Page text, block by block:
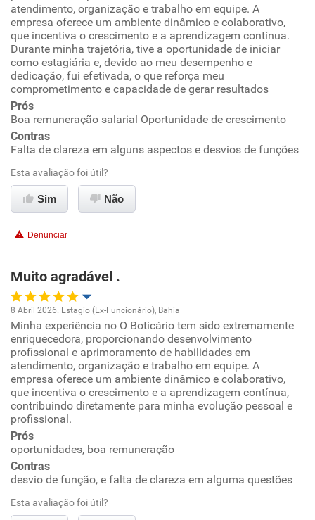
Ambiente de trabalho
Conciliação com a vida familiar
Benefícios
atendimento, organização e trabalho em equipe. A
empresa oferece um ambiente dinâmico e colaborativo,
que incentiva o crescimento e a aprendizagem contínua.
Durante minha trajetória, tive a oportunidade de iniciar
como estagiária e, devido ao meu desempenho e
dedicação, fui efetivada, o que reforça meu
comprometimento e capacidade de gerar resultados
Prós
Boa remuneração salarial Oportunidade de crescimento
Contras
Falta de clareza em alguns aspectos e desvios de funções
Esta avaliação foi útil?
Sim Não
Denunciar
Muito agradável .
Oportunidade de promoção
Ambiente de trabalho
Conciliação com a vida familiar
Benefícios
Recomenda esta empresa
8 Abril 2026. Estagio (Ex-Funcionário), Bahia
Minha experiência no O Boticário tem sido extremamente
enriquecedora, proporcionando desenvolvimento
profissional e aprimoramento de habilidades em
atendimento, organização e trabalho em equipe. A
empresa oferece um ambiente dinâmico e colaborativo,
que incentiva o crescimento e a aprendizagem contínua,
contribuindo diretamente para minha evolução pessoal e
profissional.
Prós
oportunidades, boa remuneração
Contras
desvio de função, e falta de clareza em alguma questões
Esta avaliação foi útil?